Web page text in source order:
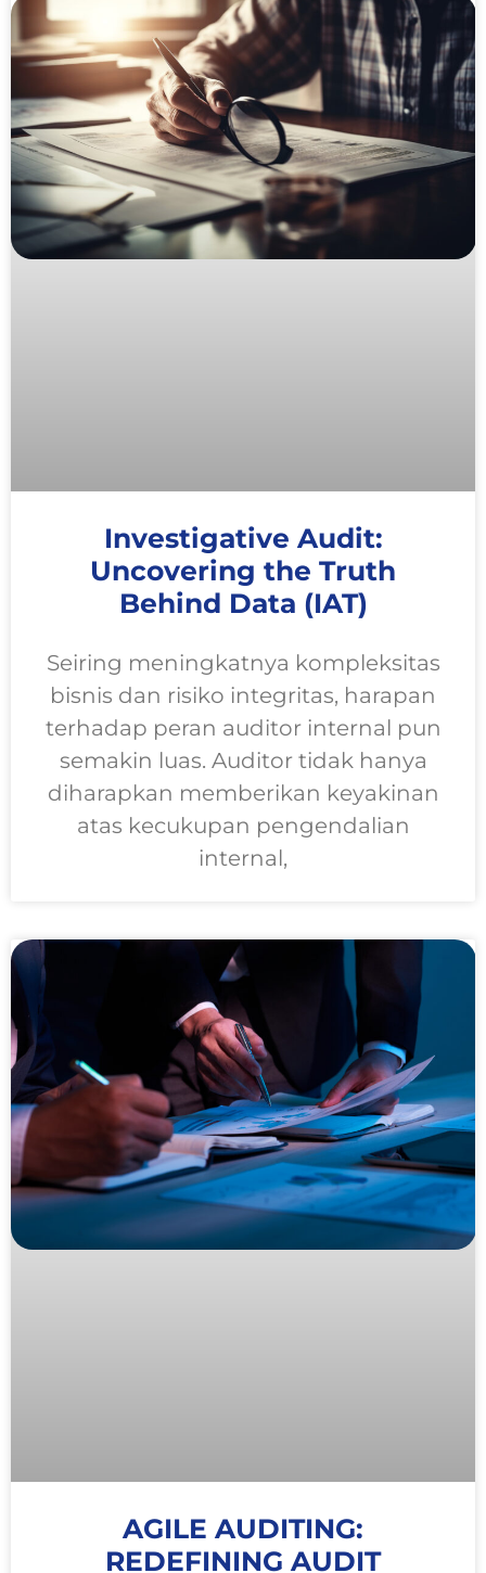
Investigative Audit:
Uncovering the Truth
Behind Data (IAT)
Seiring meningkatnya kompleksitas
bisnis dan risiko integritas, harapan
terhadap peran auditor internal pun
semakin luas. Auditor tidak hanya
diharapkan memberikan keyakinan
atas kecukupan pengendalian
internal,
AGILE AUDITING:
REDEFINING AUDIT